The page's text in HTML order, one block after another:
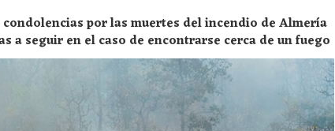
condolencias por las muertes del incendio de Almería
a seguir en el caso de encontrarse cerca de un fuego